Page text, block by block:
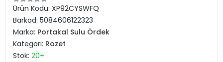
Ürün Kodu: XP92CYSWFQ
Barkod: 5084606122323
Marka: Portakal Sulu Ördek
Kategori: Rozet
Stok: 20+